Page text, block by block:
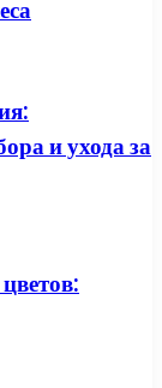
и ухода за